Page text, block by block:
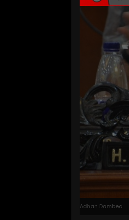
Adhan Dambea